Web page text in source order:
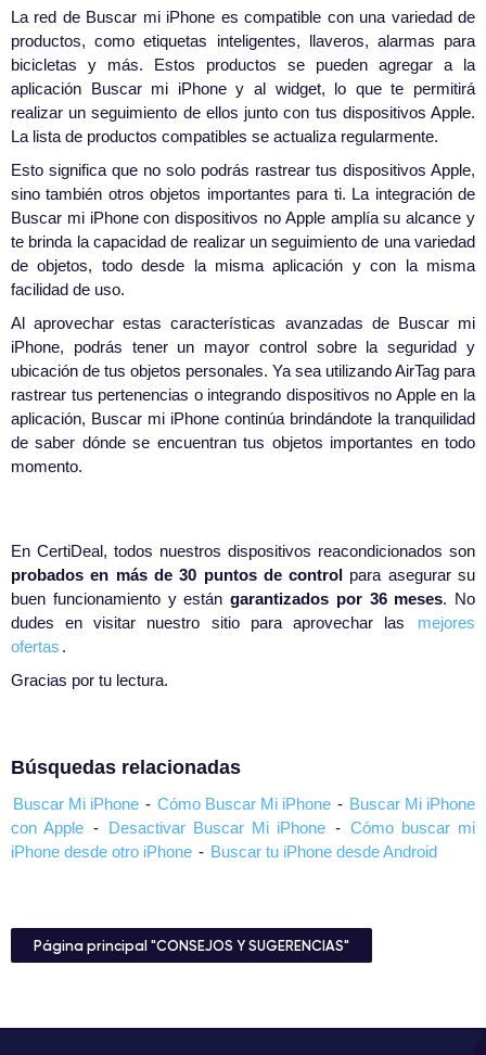
La red de Buscar mi iPhone es compatible con una variedad de
productos, como etiquetas inteligentes, llaveros, alarmas para
bicicletas y más. Estos productos se pueden agregar a la
aplicación Buscar mi iPhone y al widget, lo que te permitirá
realizar un seguimiento de ellos junto con tus dispositivos Apple.
La lista de productos compatibles se actualiza regularmente.
Esto significa que no solo podrás rastrear tus dispositivos Apple,
sino también otros objetos importantes para ti. La integración de
Buscar mi iPhone con dispositivos no Apple amplía su alcance y
te brinda la capacidad de realizar un seguimiento de una variedad
de objetos, todo desde la misma aplicación y con la misma
facilidad de uso.
Al aprovechar estas características avanzadas de Buscar mi
iPhone, podrás tener un mayor control sobre la seguridad y
ubicación de tus objetos personales. Ya sea utilizando AirTag para
rastrear tus pertenencias o integrando dispositivos no Apple en la
aplicación, Buscar mi iPhone continúa brindándote la tranquilidad
de saber dónde se encuentran tus objetos importantes en todo
momento.
En CertiDeal, todos nuestros dispositivos reacondicionados son
probados en más de 30 puntos de control para asegurar su
buen funcionamiento y están garantizados por 36 meses. No
dudes en visitar nuestro sitio para aprovechar las
mejores
ofertas .
Gracias por tu lectura.
Búsquedas relacionadas
Buscar Mi iPhone - Cómo Buscar Mi iPhone - Buscar Mi iPhone
con Apple - Desactivar Buscar Mi iPhone - Cómo buscar mi
iPhone desde otro iPhone - Buscar tu iPhone desde Android
Página principal "CONSEJOS Y SUGERENCIAS"